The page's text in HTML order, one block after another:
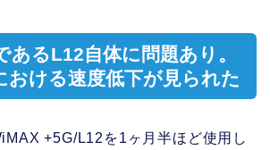
あるL12自体に問題あり。
おける速度低下が見られた
+5G/L12を1ヶ月半ほど使用し